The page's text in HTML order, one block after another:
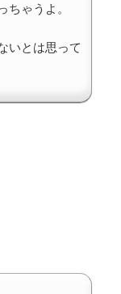
ちゃうよ。
いとは思って